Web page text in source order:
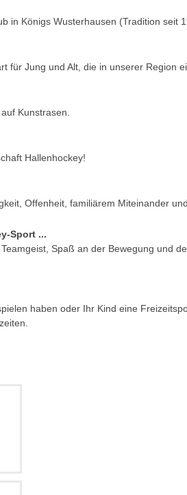
in Königs Wusterhausen (Tradition seit
für Jung und Alt, die in unserer Region
Kunstrasen.
Hallenhockey!
Offenheit, familiärem Miteinander
Sport ...
Spaß an der Bewegung und
haben oder Ihr Kind eine